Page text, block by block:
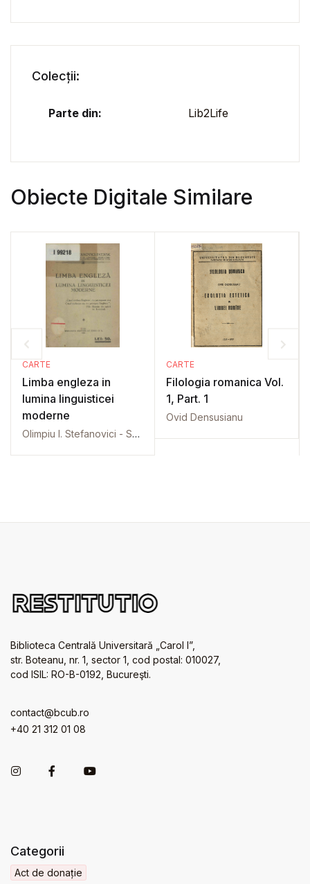
Colecții:
Parte din: Lib2Life
Obiecte Digitale Similare
CARTE
Limba engleza in
lumina linguisticei
moderne
Olimpiu I. Stefanovici - Svensk
CARTE
Filologia romanica Vol.
1, Part. 1
Ovid Densusianu
Biblioteca Centrală Universitară „Carol I”,
str. Boteanu, nr. 1, sector 1, cod postal: 010027,
cod ISIL: RO-B-0192, Bucureşti.
contact@bcub.ro
+40 21 312 01 08
Categorii
Act de donație